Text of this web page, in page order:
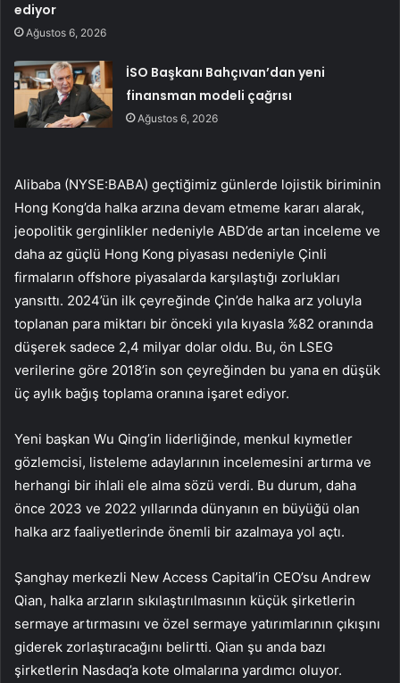
ediyor
Ağustos 6, 2026
İSO Başkanı Bahçıvan’dan yeni
finansman modeli çağrısı
Ağustos 6, 2026
Alibaba (NYSE:BABA) geçtiğimiz günlerde lojistik biriminin
Hong Kong’da halka arzına devam etmeme kararı alarak,
jeopolitik gerginlikler nedeniyle ABD’de artan inceleme ve
daha az güçlü Hong Kong piyasası nedeniyle Çinli
firmaların offshore piyasalarda karşılaştığı zorlukları
yansıttı. 2024’ün ilk çeyreğinde Çin’de halka arz yoluyla
toplanan para miktarı bir önceki yıla kıyasla %82 oranında
düşerek sadece 2,4 milyar dolar oldu. Bu, ön LSEG
verilerine göre 2018’in son çeyreğinden bu yana en düşük
üç aylık bağış toplama oranına işaret ediyor.
Yeni başkan Wu Qing’in liderliğinde, menkul kıymetler
gözlemcisi, listeleme adaylarının incelemesini artırma ve
herhangi bir ihlali ele alma sözü verdi. Bu durum, daha
önce 2023 ve 2022 yıllarında dünyanın en büyüğü olan
halka arz faaliyetlerinde önemli bir azalmaya yol açtı.
Şanghay merkezli New Access Capital’in CEO’su Andrew
Qian, halka arzların sıkılaştırılmasının küçük şirketlerin
sermaye artırmasını ve özel sermaye yatırımlarının çıkışını
giderek zorlaştıracağını belirtti. Qian şu anda bazı
şirketlerin Nasdaq’a kote olmalarına yardımcı oluyor.